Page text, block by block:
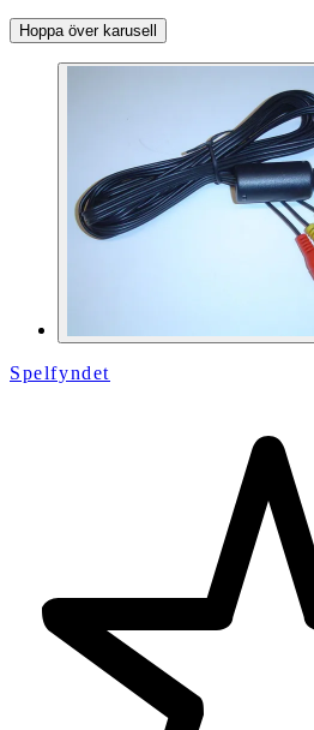
Hoppa över karusell
Spelfyndet